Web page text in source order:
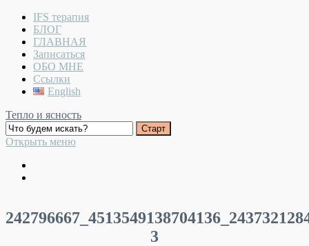
IFS терапия
БЛОГ
ГЛАВНАЯ
Записаться
ОБО МНЕ
Ссылки
English
Тепло и ясность
Открыть меню
3